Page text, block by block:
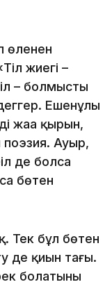
өлеңнен
жиегі –
– болмыстың
Ешенұлы
жаңа қырын,
поэзия. Ауыр,
де болса
бөтен
Тек бұл бөтен
де қиын тағы.
болатыны